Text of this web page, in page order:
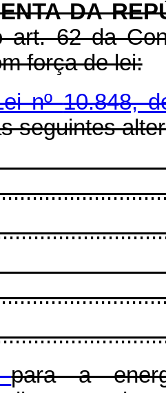
DA
art. 62 da
força de lei:
nº10.848,
seguintes
para a